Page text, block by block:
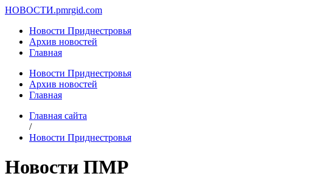
НОВОСТИ.pmrgid.com
Новости Приднестровья
Архив новостей
Главная
Новости Приднестровья
Архив новостей
Главная
Главная сайта
/
Новости Приднестровья
Новости ПМР